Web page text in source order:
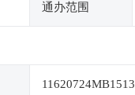
通办范围